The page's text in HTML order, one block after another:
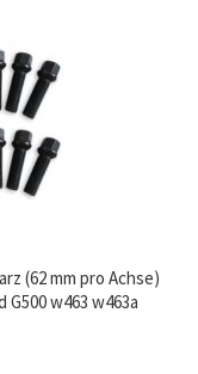
(62 mm pro Achse)
G500 w463 w463a